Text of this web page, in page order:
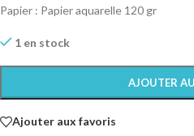
Papier : Papier aquarelle 120 gr
1 en stock
AJOUTER
Ajouter aux favoris